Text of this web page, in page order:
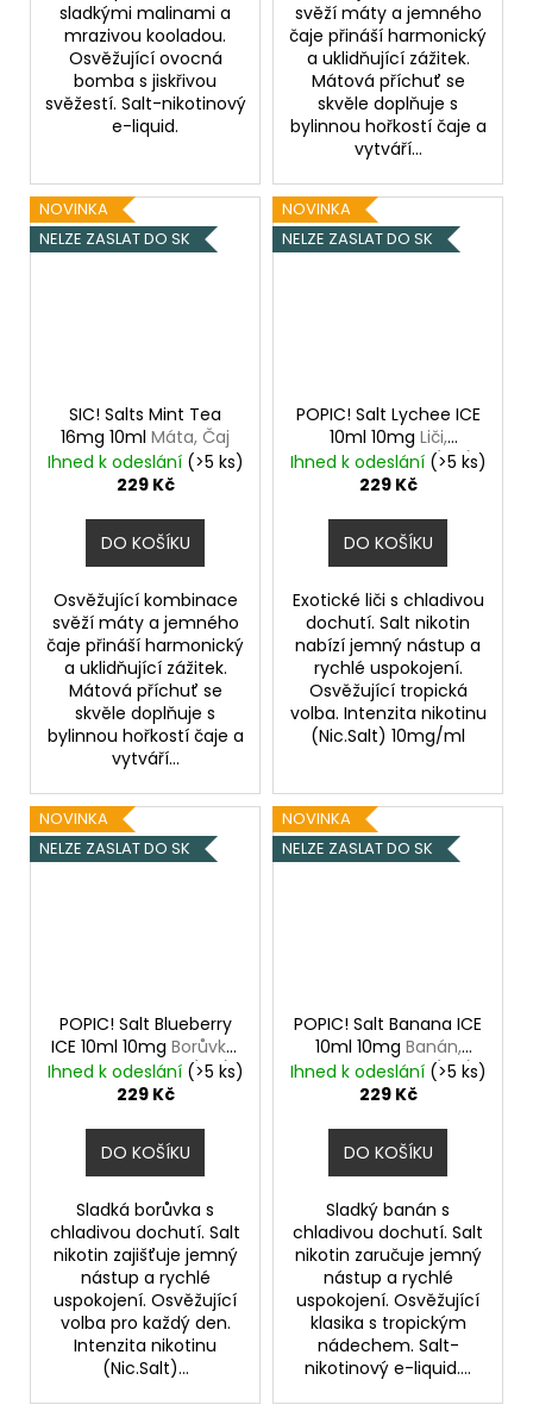
sladkými malinami a
mrazivou kooladou.
Osvěžující ovocná
bomba s jiskřivou
svěžestí. Salt-nikotinový
e-liquid.
svěží máty a jemného
čaje přináší harmonický
a uklidňující zážitek.
Mátová příchuť se
skvěle doplňuje s
bylinnou hořkostí čaje a
vytváří...
NOVINKA
NELZE ZASLAT DO SK
SIC! Salts Mint Tea
16mg 10ml Máta, Čaj
Ihned k odeslání (>5 ks)
229 Kč
DO KOŠÍKU
Osvěžující kombinace
svěží máty a jemného
čaje přináší harmonický
a uklidňující zážitek.
Mátová příchuť se
skvěle doplňuje s
bylinnou hořkostí čaje a
vytváří...
NOVINKA
NELZE ZASLAT DO SK
POPIC! Salt Lychee ICE
10ml 10mg Liči,
Chladivá složka (ICE)
Ihned k odeslání (>5 ks)
229 Kč
DO KOŠÍKU
Exotické liči s chladivou
dochutí. Salt nikotin
nabízí jemný nástup a
rychlé uspokojení.
Osvěžující tropická
volba. Intenzita nikotinu
(Nic.Salt) 10mg/ml
NOVINKA
NELZE ZASLAT DO SK
POPIC! Salt Blueberry
ICE 10ml 10mg Borůvka,
Chladivá složka (ICE)
Ihned k odeslání (>5 ks)
229 Kč
DO KOŠÍKU
Sladká borůvka s
chladivou dochutí. Salt
nikotin zajišťuje jemný
nástup a rychlé
uspokojení. Osvěžující
volba pro každý den.
Intenzita nikotinu
(Nic.Salt)...
NOVINKA
NELZE ZASLAT DO SK
POPIC! Salt Banana ICE
10ml 10mg Banán,
Chladivá složka (ICE)
Ihned k odeslání (>5 ks)
229 Kč
DO KOŠÍKU
Sladký banán s
chladivou dochutí. Salt
nikotin zaručuje jemný
nástup a rychlé
uspokojení. Osvěžující
klasika s tropickým
nádechem. Salt-
nikotinový e-liquid....